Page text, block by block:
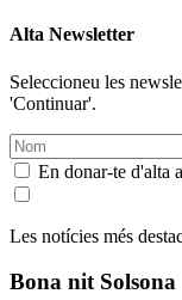
Alta Newsletter
Seleccioneu les
'Continuar'.
En donar-te d'alta
Les notícies més
Bona nit Solsona